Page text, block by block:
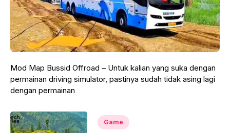
Mod Map Bussid Offroad – Untuk kalian yang suka dengan
permainan driving simulator, pastinya sudah tidak asing lagi
dengan permainan
Game